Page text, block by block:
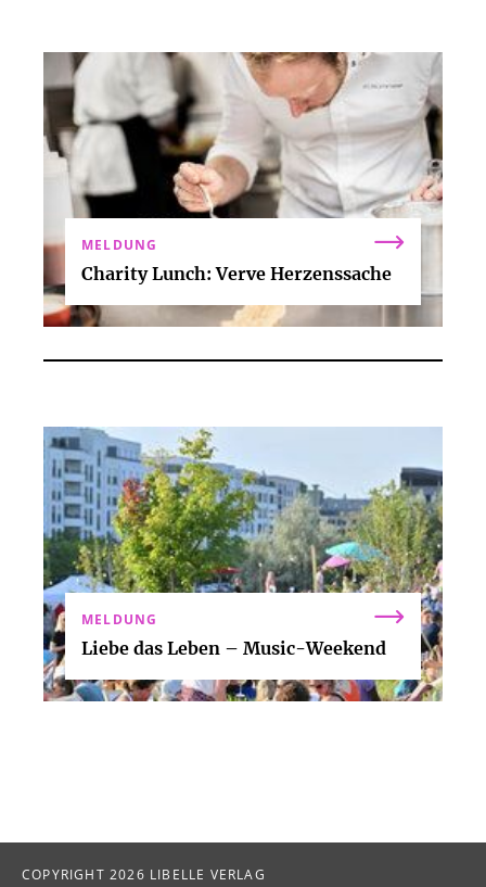
MELDUNG
Charity Lunch: Verve Herzenssache
MELDUNG
Liebe das Leben – Music-Weekend
COPYRIGHT 2026 LIBELLE VERLAG